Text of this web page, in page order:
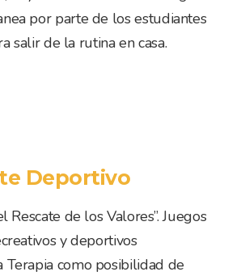
por parte de los estudiantes
salir de la rutina en casa.
Deportivo
Rescate de los Valores”. Juegos
y deportivos
Terapia como posibilidad de